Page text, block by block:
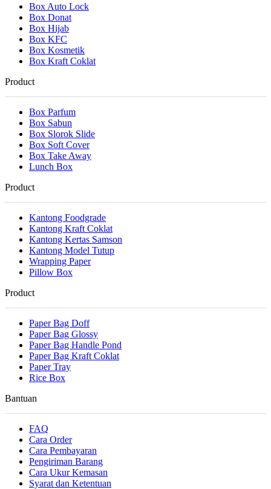
Box Auto Lock
Box Donat
Box Hijab
Box KFC
Box Kosmetik
Box Kraft Coklat
Product
Box Parfum
Box Sabun
Box Slorok Slide
Box Soft Cover
Box Take Away
Lunch Box
Product
Kantong Foodgrade
Kantong Kraft Coklat
Kantong Kertas Samson
Kantong Model Tutup
Wrapping Paper
Pillow Box
Product
Paper Bag Doff
Paper Bag Glossy
Paper Bag Handle Pond
Paper Bag Kraft Coklat
Paper Tray
Rice Box
Bantuan
FAQ
Cara Order
Cara Pembayaran
Pengiriman Barang
Cara Ukur Kemasan
Syarat dan Ketentuan